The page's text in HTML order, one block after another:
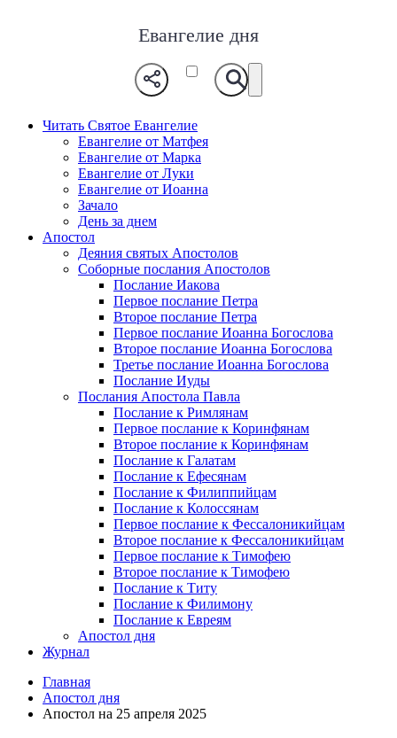
Евангелие дня
Читать Святое Евангелие
Евангелие от Матфея
Евангелие от Марка
Евангелие от Луки
Евангелие от Иоанна
Зачало
День за днем
Апостол
Деяния святых Апостолов
Соборные послания Апостолов
Послание Иакова
Первое послание Петра
Второе послание Петра
Первое послание Иоанна Богослова
Второе послание Иоанна Богослова
Третье послание Иоанна Богослова
Послание Иуды
Послания Апостола Павла
Послание к Римлянам
Первое послание к Коринфянам
Второе послание к Коринфянам
Послание к Галатам
Послание к Ефесянам
Послание к Филиппийцам
Послание к Колоссянам
Первое послание к Фессалоникийцам
Второе послание к Фессалоникийцам
Первое послание к Тимофею
Второе послание к Тимофею
Послание к Титу
Послание к Филимону
Послание к Евреям
Апостол дня
Журнал
Главная
Апостол дня
Апостол на 25 апреля 2025